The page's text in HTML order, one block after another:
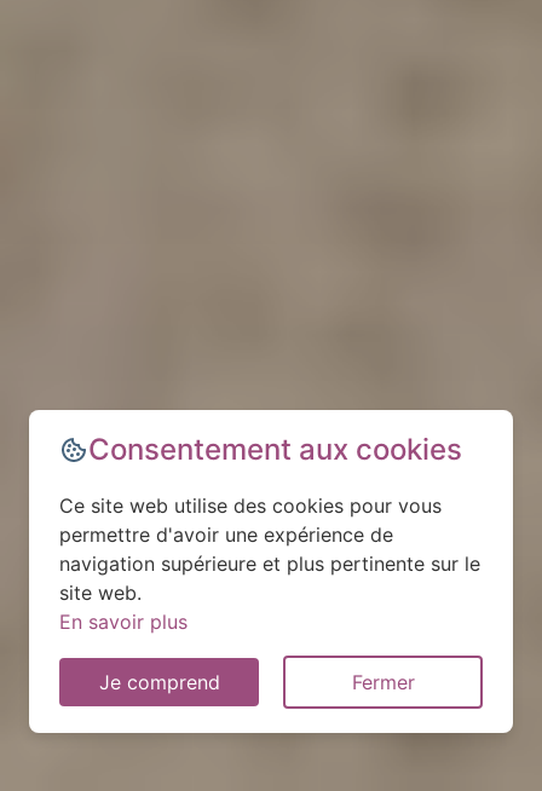
Consentement aux cookies
Ce site web utilise des cookies pour vous
permettre d'avoir une expérience de
navigation supérieure et plus pertinente sur le
site web.
En savoir plus
Je comprend Fermer